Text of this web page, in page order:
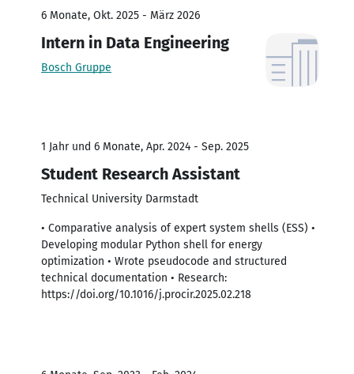
6 Monate, Okt. 2025 - März 2026
Intern in Data Engineering
Bosch Gruppe
1 Jahr und 6 Monate, Apr. 2024 - Sep. 2025
Student Research Assistant
Technical University Darmstadt
• Comparative analysis of expert system shells (ESS) •
Developing modular Python shell for energy
optimization • Wrote pseudocode and structured
technical documentation • Research:
https://doi.org/10.1016/j.procir.2025.02.218